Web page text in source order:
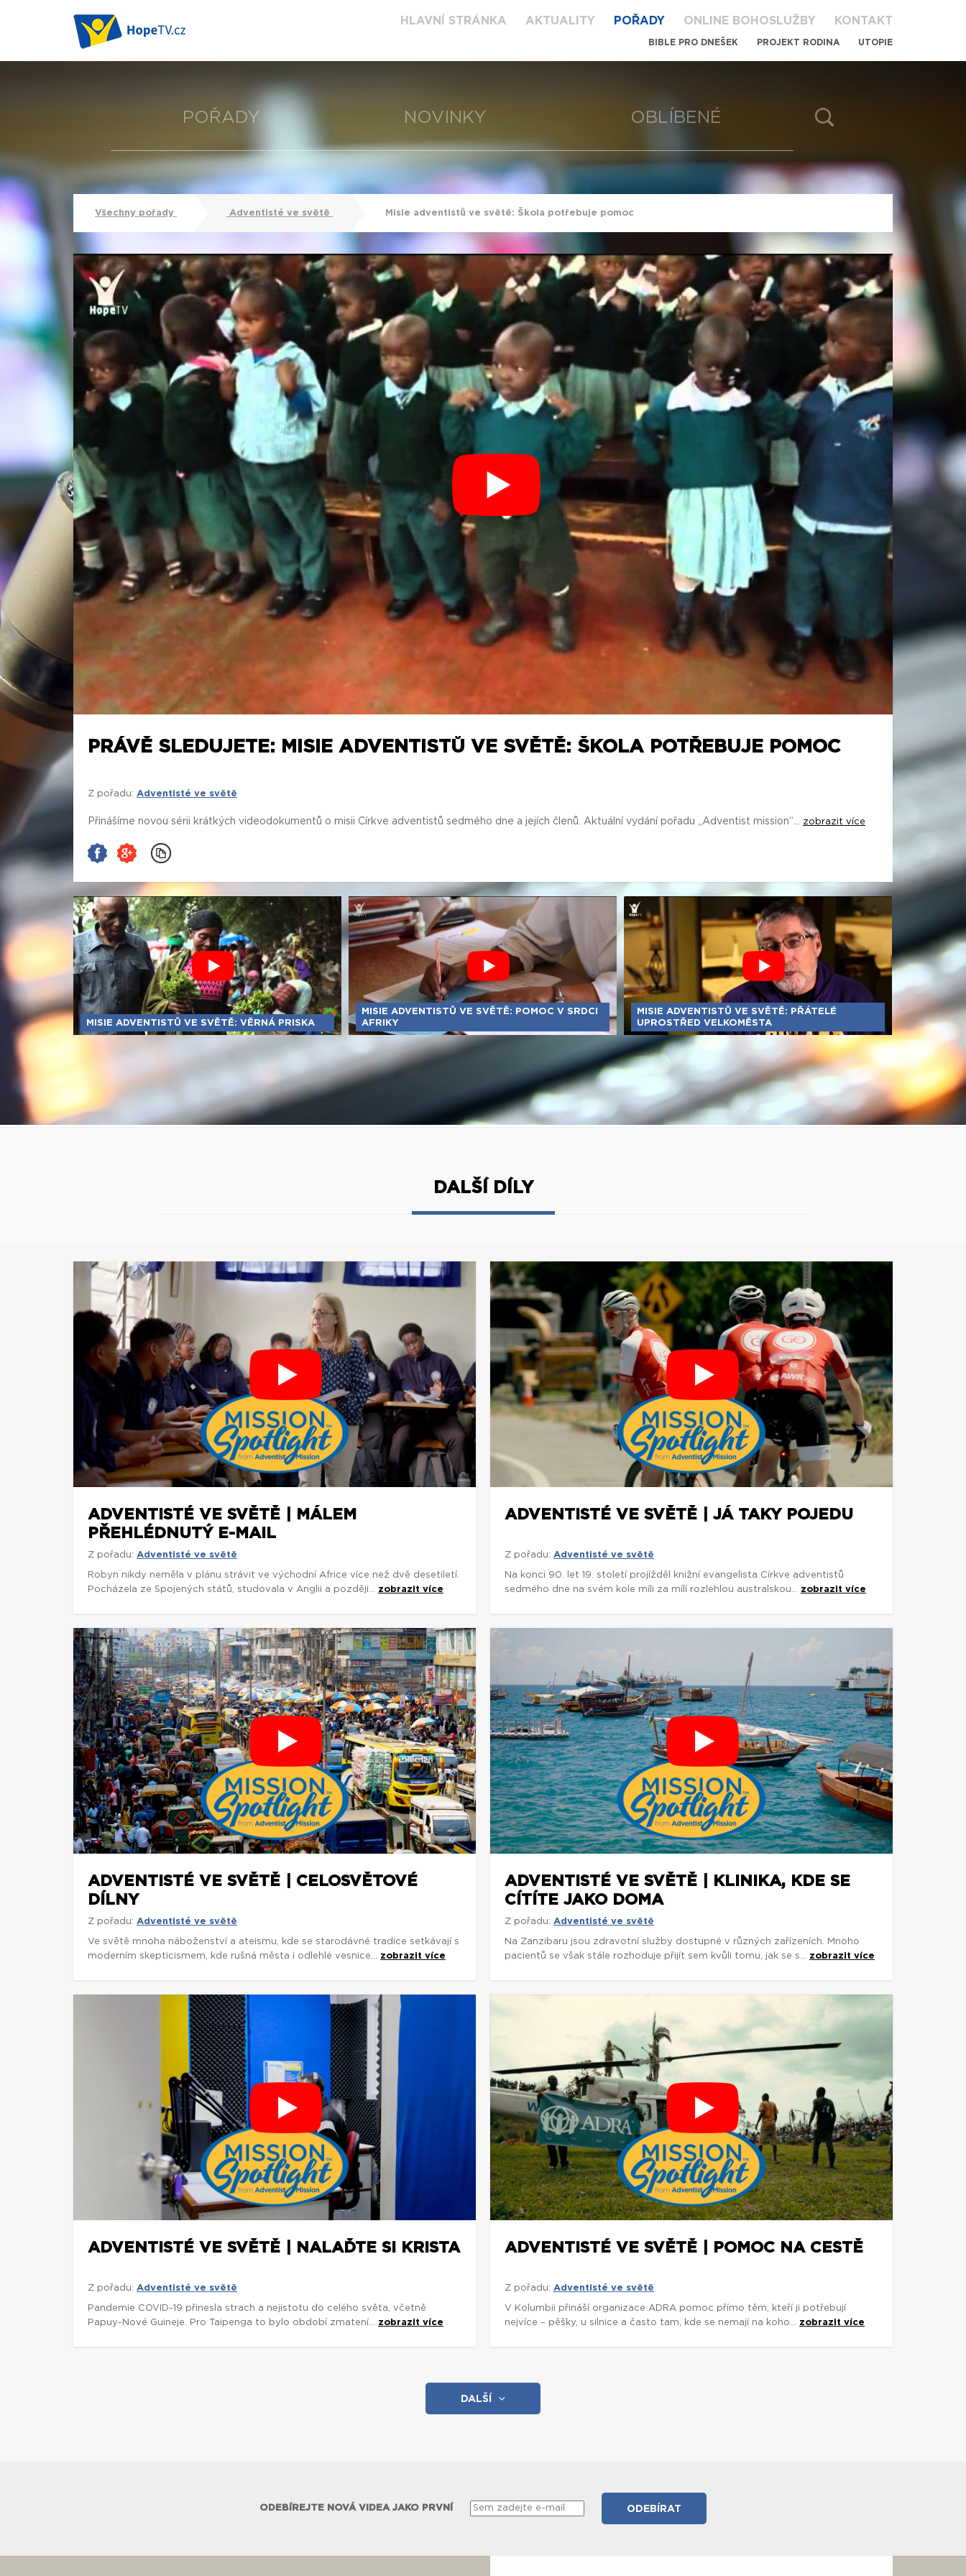
HLAVNÍ STRÁNKA AKTUALITY POŘADY ONLINE BOHOSLUŽBY KONTAKT
BIBLE PRO DNEŠEK PROJEKT RODINA UTOPIE
POŘADY NOVINKY OBLÍBENÉ
Všechny pořady Adventisté ve světě Misie adventistů ve světě: Škola potřebuje pomoc
PRÁVĚ SLEDUJETE: MISIE ADVENTISTŮ VE SVĚTĚ: ŠKOLA POTŘEBUJE POMOC
Z pořadu: Adventisté ve světě
Přinášíme novou sérii krátkých videodokumentů o misii Církve adventistů sedmého dne a jejích členů. Aktuální vydání pořadu „Adventist mission“... zobrazit více
MISIE ADVENTISTŮ VE SVĚTĚ: VĚRNÁ PRISKA
MISIE ADVENTISTŮ VE SVĚTĚ: POMOC V SRDCI
AFRIKY
MISIE ADVENTISTŮ VE SVĚTĚ: PŘÁTELÉ
UPROSTŘED VELKOMĚSTA
DALŠÍ DÍLY
ADVENTISTÉ VE SVĚTĚ | MÁLEM
PŘEHLÉDNUTÝ E-MAIL
Z pořadu: Adventisté ve světě
Robyn nikdy neměla v plánu strávit ve východní Africe více než dvě desetiletí.
Pocházela ze Spojených států, studovala v Anglii a později... zobrazit více
ADVENTISTÉ VE SVĚTĚ | JÁ TAKY POJEDU
Z pořadu: Adventisté ve světě
Na konci 90. let 19. století projížděl knižní evangelista Církve adventistů
sedmého dne na svém kole míli za mílí rozlehlou australskou... zobrazit více
ADVENTISTÉ VE SVĚTĚ | CELOSVĚTOVÉ
DÍLNY
Z pořadu: Adventisté ve světě
Ve světě mnoha náboženství a ateismu, kde se starodávné tradice setkávají s
moderním skepticismem, kde rušná města i odlehlé vesnice... zobrazit více
ADVENTISTÉ VE SVĚTĚ | KLINIKA, KDE SE
CÍTÍTE JAKO DOMA
Z pořadu: Adventisté ve světě
Na Zanzibaru jsou zdravotní služby dostupné v různých zařízeních. Mnoho
pacientů se však stále rozhoduje přijít sem kvůli tomu, jak se s... zobrazit více
ADVENTISTÉ VE SVĚTĚ | NALAĎTE SI KRISTA
Z pořadu: Adventisté ve světě
Pandemie COVID-19 přinesla strach a nejistotu do celého světa, včetně
Papuy-Nové Guineje. Pro Taipenga to bylo období zmatení... zobrazit více
ADVENTISTÉ VE SVĚTĚ | POMOC NA CESTĚ
Z pořadu: Adventisté ve světě
V Kolumbii přináší organizace ADRA pomoc přímo těm, kteří ji potřebují
nejvíce – pěšky, u silnice a často tam, kde se nemají na koho... zobrazit více
DALŠÍ
ODEBÍREJTE NOVÁ VIDEA JAKO PRVNÍ